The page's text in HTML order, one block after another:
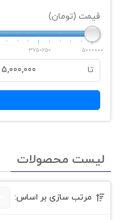
قیمت (تومان)
3750250 5000000
تا 5,000,000
لیست محصولات
مرتب سازی بر اساس: